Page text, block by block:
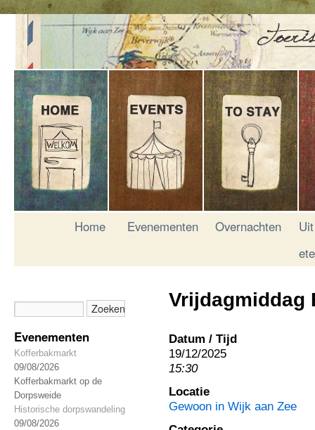
Home Evenementen Overnachten
Uit
Evenementen
Kofferbakmarkt
09/08/2026
Kofferbakmarkt op de
Dorpsweide
Historische dorpswandeling
09/08/2026
Vrijdagmiddag
Datum / Tijd
19/12/2025
15:30
Locatie
Gewoon in Wijk aan Zee